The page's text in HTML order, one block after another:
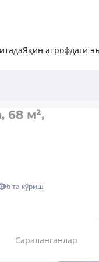
Яқин атрофдаги
68 м²,
6 та кўриш
Сараланганлар